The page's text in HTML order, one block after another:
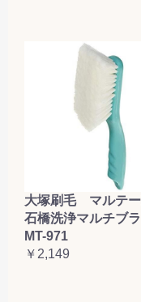
大塚刷毛 マルテ
石橋洗浄マルチブ
MT-971
￥2,149